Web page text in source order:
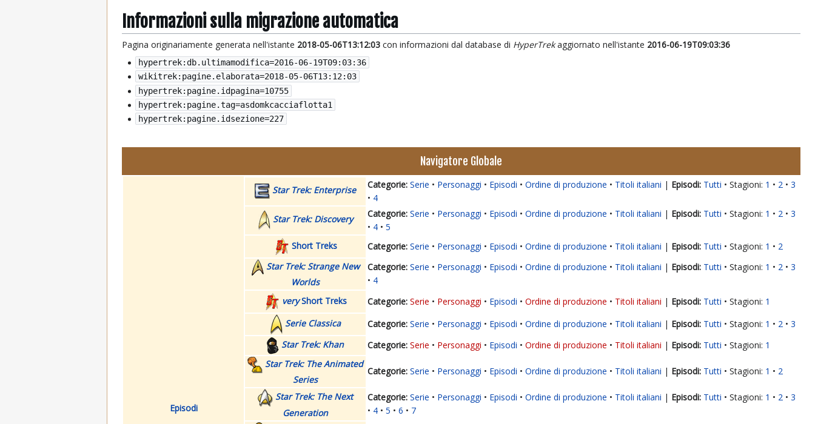
Informazioni sulla migrazione automatica
Pagina originariamente generata nell'istante 2018-05-06T13:12:03 con informazioni dal database di HyperTrekaggiornato nell'istante 2016-06-19T09:03:36
hypertrek:db.ultimamodifica=2016-06-19T09:03:36
wikitrek:pagine.elaborata=2018-05-06T13:12:03
hypertrek:pagine.idpagina=10755
hypertrek:pagine.tag=asdomkcacciaflotta1
hypertrek:pagine.idsezione=227
Navigatore Globale
Episodi
Star Trek: Enterprise Serie Personaggi Episodi Ordine di produzione Titoli italiani | Tutti Stagioni: 1 2
3
4
Star Trek: Discovery
Serie Personaggi Episodi Ordine di produzione Titoli italiani | Tutti Stagioni: 1 2
3
4
5
Short Treks
Serie Personaggi Episodi Ordine di produzione Titoli italiani | Tutti Stagioni: 1
2
Star Trek: Strange New
Worlds
Serie Personaggi Episodi Ordine di produzione Titoli italiani | Tutti Stagioni: 1 2
3
4
veryShort Treks Serie Personaggi Episodi Ordine di produzione Titoli italiani | Tutti Stagioni: 1
Serie Classica
Serie Personaggi Episodi Ordine di produzione Titoli italiani | Tutti Stagioni: 1 2
3
Star Trek: Khan
Serie Personaggi Episodi Ordine di produzione Titoli italiani | Tutti Stagioni: 1
Star Trek: The Animated
Series
Serie Personaggi Episodi Ordine di produzione Titoli italiani | Tutti Stagioni: 1 2
Star Trek: The Next
Generation
Serie Personaggi Episodi Ordine di produzione Titoli italiani | Tutti Stagioni: 1 2
3
4
5 6
7